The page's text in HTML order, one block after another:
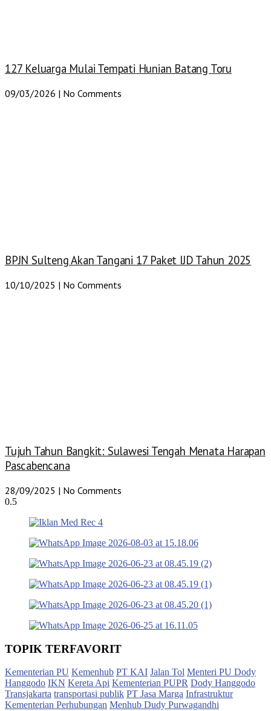
127 Keluarga Mulai Tempati Hunian Batang Toru
09/03/2026 No Comments
BPJN Sulteng Akan Tangani 17 Paket IJD Tahun 2025
10/10/2025 No Comments
Tujuh Tahun Bangkit: Sulawesi Tengah Menata Harapan
Pascabencana
28/09/2025 No Comments
TOPIK TERFAVORIT
Kementerian PU Kemenhub PT KAI Jalan Tol Menteri PU Dody
Hanggodo IKN Kereta Api Kementerian PUPR Dody Hanggodo
Transjakarta transportasi publik PT Jasa Marga Infrastruktur
Kementerian Perhubungan Menhub Dudy Purwagandhi